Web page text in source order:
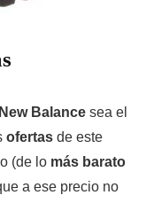
New Balance sea el
ofertas de este
(de lo más barato
a ese precio no